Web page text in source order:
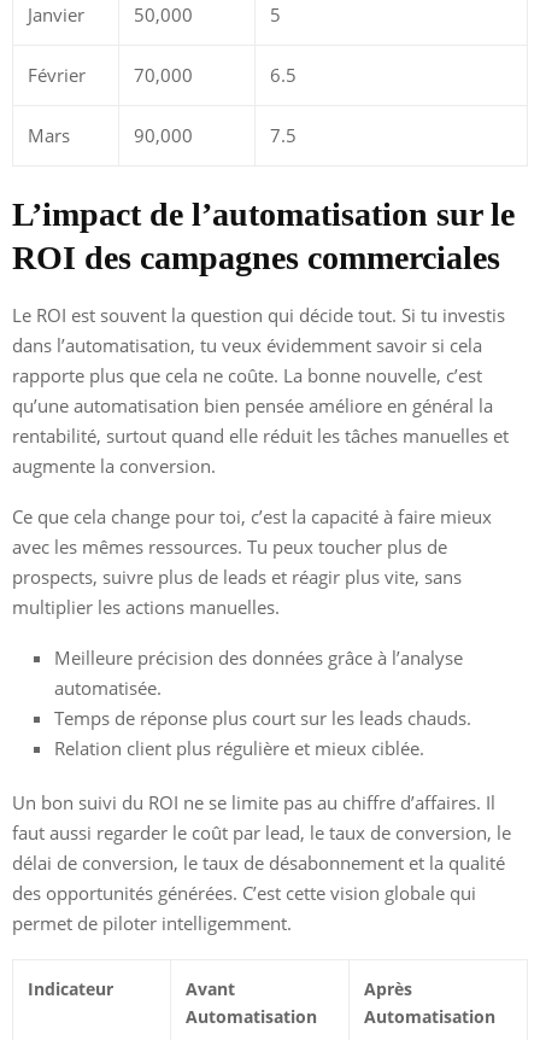
Janvier 50,000 5
Février 70,000 6.5
Mars 90,000 7.5
L’impact de l’automatisation sur le
ROI des campagnes commerciales
Le ROI est souvent la question qui décide tout. Si tu investis
dans l’automatisation, tu veux évidemment savoir si cela
rapporte plus que cela ne coûte. La bonne nouvelle, c’est
qu’une automatisation bien pensée améliore en général la
rentabilité, surtout quand elle réduit les tâches manuelles et
augmente la conversion.
Ce que cela change pour toi, c’est la capacité à faire mieux
avec les mêmes ressources. Tu peux toucher plus de
prospects, suivre plus de leads et réagir plus vite, sans
multiplier les actions manuelles.
Meilleure précision des données grâce à l’analyse
automatisée.
Temps de réponse plus court sur les leads chauds.
Relation client plus régulière et mieux ciblée.
Un bon suivi du ROI ne se limite pas au chiffre d’affaires. Il
faut aussi regarder le coût par lead, le taux de conversion, le
délai de conversion, le taux de désabonnement et la qualité
des opportunités générées. C’est cette vision globale qui
permet de piloter intelligemment.
Indicateur
Avant
Automatisation
Après
Automatisation